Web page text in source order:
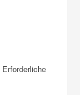
Erforderliche